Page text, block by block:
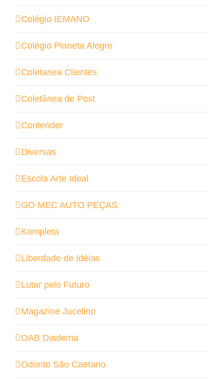
Colégio IEMANO
Colégio Planeta Alegre
Coletanea Clientes
Coletânea de Post
Contender
Diversas
Escola Arte Ideal
GO MEC AUTO PEÇAS
Kompleta
Liberdade de Idéias
Lutar pelo Futuro
Magazine Jucelino
OAB Diadema
Odonto São Caetano